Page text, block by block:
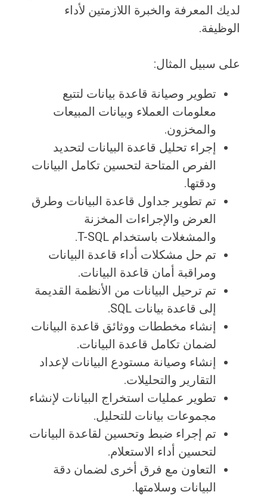
لديك المعرفة والخبرة اللازمتين لأداء
الوظيفة.
على سبيل المثال:
تطوير وصيانة قاعدة بيانات لتتبع
معلومات العملاء وبيانات المبيعات
والمخزون.
إجراء تحليل قاعدة البيانات لتحديد
الفرص المتاحة لتحسين تكامل البيانات
ودقتها.
تم تطوير جداول قاعدة البيانات وطرق
العرض والإجراءات المخزنة
والمشغلات باستخدام T-SQL.
تم حل مشكلات أداء قاعدة البيانات
ومراقبة أمان قاعدة البيانات.
تم ترحيل البيانات من الأنظمة القديمة
إلى قاعدة بيانات SQL.
إنشاء مخططات ووثائق قاعدة البيانات
لضمان تكامل قاعدة البيانات.
إنشاء وصيانة مستودع البيانات لإعداد
التقارير والتحليلات.
تطوير عمليات استخراج البيانات لإنشاء
مجموعات بيانات للتحليل.
تم إجراء ضبط وتحسين لقاعدة البيانات
لتحسين أداء الاستعلام.
التعاون مع فرق أخرى لضمان دقة
البيانات وسلامتها.